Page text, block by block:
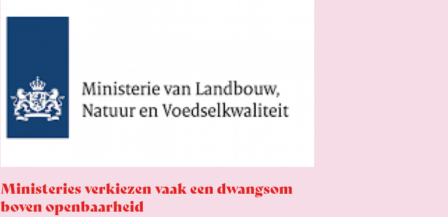
Ministeries verkiezen vaak een dwangsom
boven openbaarheid